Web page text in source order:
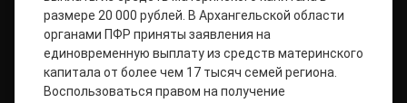
размере 20 000 рублей. В Архангельской области
органами ПФР приняты заявления на
единовременную выплату из средств материнского
капитала от более чем 17 тысяч семей региона.
Воспользоваться правом на получение